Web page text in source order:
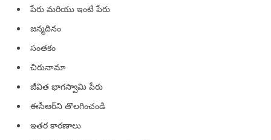
పేరు మరియు ఇంటి పేరు
జన్మదినం
సంతకం
చిరునామా
జీవిత భాగస్వామి పేరు
ఈసీఆర్‌ని తొలగించండి
ఇతర కారణాలు